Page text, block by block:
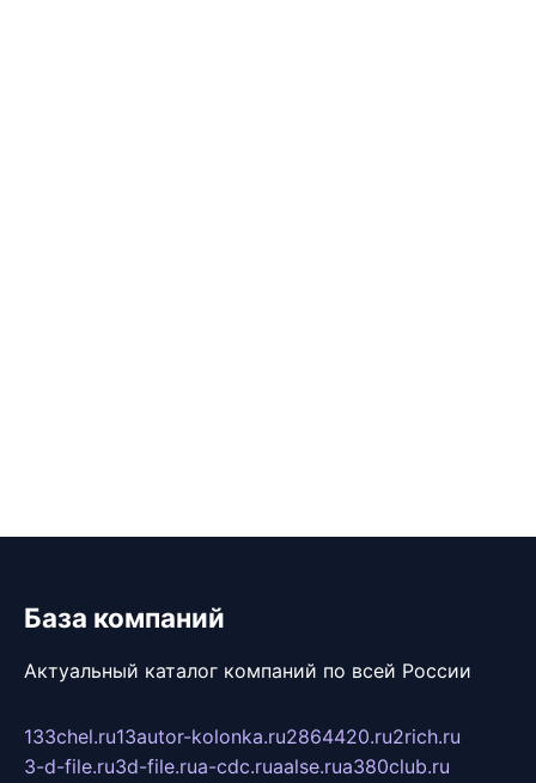
База компаний
Актуальный каталог компаний по всей России
133chel.ru13autor-kolonka.ru2864420.ru2rich.ru
3-d-file.ru3d-file.rua-cdc.ruaalse.rua380club.ru